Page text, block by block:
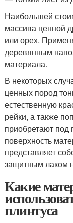
Наибольшей
массива ценной
или орех.
деревянным
материала.
В некоторых
ценных пород
естественную
рейки, а также
приобретают
поверхность
представляет
защитным лаком
Какие
плинтуса